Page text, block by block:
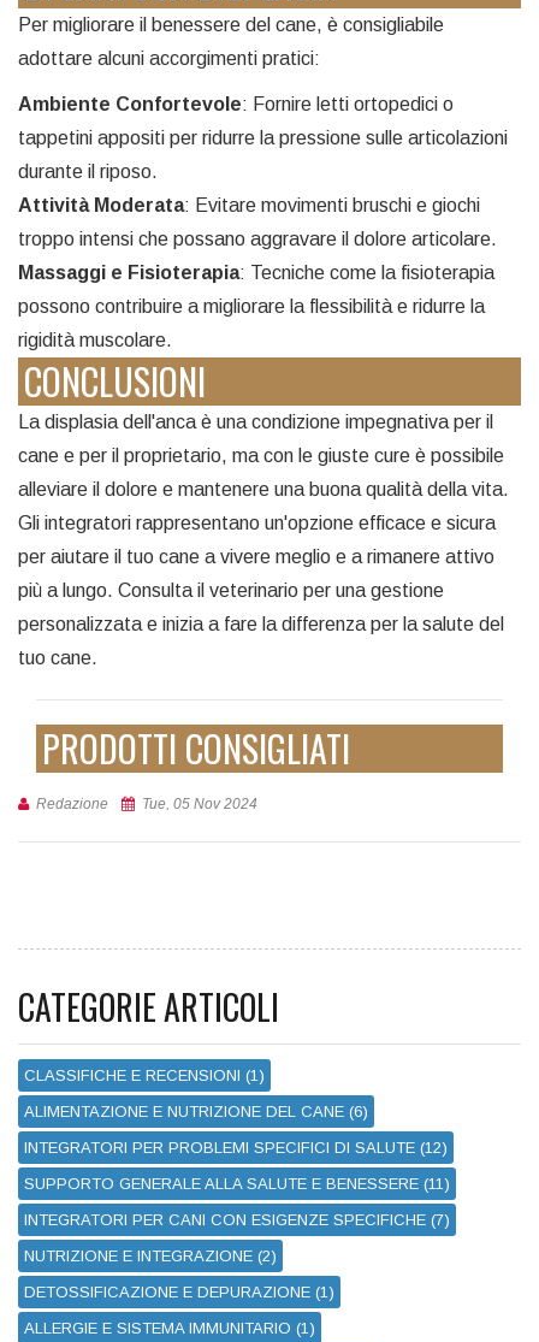
Per migliorare il benessere del cane, è consigliabile
adottare alcuni accorgimenti pratici:
Ambiente Confortevole: Fornire letti ortopedici o
tappetini appositi per ridurre la pressione sulle articolazioni
durante il riposo.
Attività Moderata: Evitare movimenti bruschi e giochi
troppo intensi che possano aggravare il dolore articolare.
Massaggi e Fisioterapia: Tecniche come la fisioterapia
possono contribuire a migliorare la flessibilità e ridurre la
rigidità muscolare.
CONCLUSIONI
La displasia dell'anca è una condizione impegnativa per il
cane e per il proprietario, ma con le giuste cure è possibile
alleviare il dolore e mantenere una buona qualità della vita.
Gli integratori rappresentano un'opzione efficace e sicura
per aiutare il tuo cane a vivere meglio e a rimanere attivo
più a lungo. Consulta il veterinario per una gestione
personalizzata e inizia a fare la differenza per la salute del
tuo cane.
PRODOTTI CONSIGLIATI
Redazione Tue, 05 Nov 2024
CATEGORIE ARTICOLI
CLASSIFICHE E RECENSIONI (1)
ALIMENTAZIONE E NUTRIZIONE DEL CANE (6)
INTEGRATORI PER PROBLEMI SPECIFICI DI SALUTE (12)
SUPPORTO GENERALE ALLA SALUTE E BENESSERE (11)
INTEGRATORI PER CANI CON ESIGENZE SPECIFICHE (7)
NUTRIZIONE E INTEGRAZIONE (2)
DETOSSIFICAZIONE E DEPURAZIONE (1)
ALLERGIE E SISTEMA IMMUNITARIO (1)